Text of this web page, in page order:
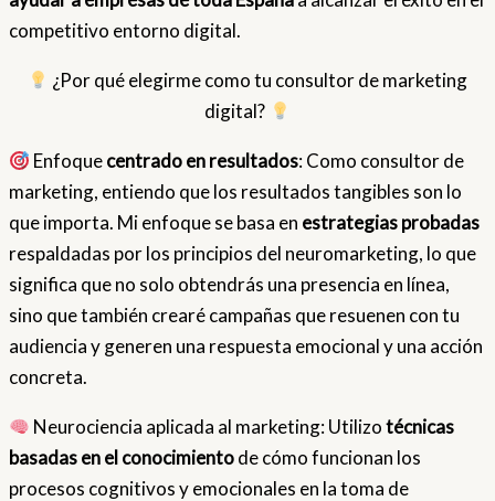
competitivo entorno digital.
¿Por qué elegirme como tu consultor de marketing
digital?
Enfoquecentrado en resultados: Como consultor de
marketing, entiendo que los resultados tangibles son lo
que importa. Mi enfoque se basa en estrategias probadas
respaldadas por los principios del neuromarketing, lo que
significa que no solo obtendrás una presencia en línea,
sino que también crearé campañas que resuenen con tu
audiencia y generen una respuesta emocional y una acción
concreta.
Neurociencia aplicada al marketing: Utilizotécnicas
basadas en el conocimientode cómo funcionan los
procesos cognitivos y emocionales en la toma de